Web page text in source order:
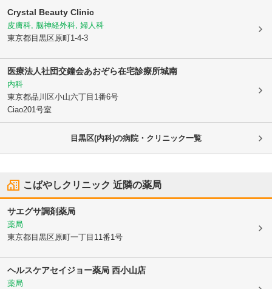
Crystal Beauty Clinic
皮膚科, 脳神経外科, 婦人科
東京都目黒区原町1-4-3
医療法人社団交鐘会あおぞら在宅診療所城南
内科
東京都品川区小山六丁目1番6号
Ciao201号室
目黒区(内科)の病院・クリニック一覧
こばやしクリニック 近隣の薬局
サエグサ調剤薬局
薬局
東京都目黒区原町一丁目11番1号
ヘルスケアセイジョー薬局 西小山店
薬局